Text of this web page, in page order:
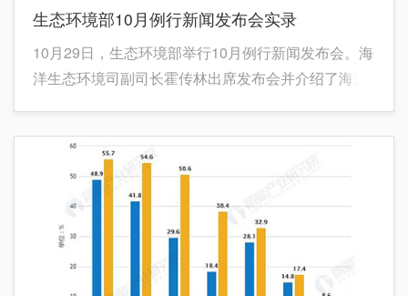
生态环境部10月例行新闻发布会实录
10月29日，生态环境部举行10月例行新闻发布会。海
洋生态环境司副司长霍传林出席发布会并介绍了海洋
通报近期生态环境保护重点工作进展，并共同回答了
记者关注的问题。